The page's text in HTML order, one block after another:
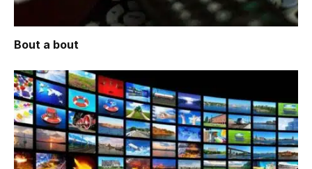
Bout a bout